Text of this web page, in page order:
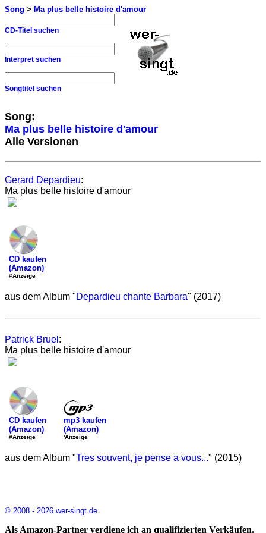
Song > Ma plus belle histoire d'amour
CD-Titel suchen
Interpret suchen
Songtitel suchen
Song:
Ma plus belle histoire d'amour
Alle Versionen
Gerard Depardieu:
Ma plus belle histoire d'amour
CD kaufen
(Amazon)
#Anzeige
aus dem Album "Depardieu chante Barbara" (2017)
Patrick Bruel :
Ma plus belle histoire d'amour
CD kaufen
(Amazon)
#Anzeige
mp3 kaufen
(Amazon)
'Anzeige
aus dem Album "Tres souvent, je pense a vous..." (2015)
© 2008 - 2026 wer-singt.de
Als Amazon-Partner verdiene ich an qualifizierten Verkäufen.